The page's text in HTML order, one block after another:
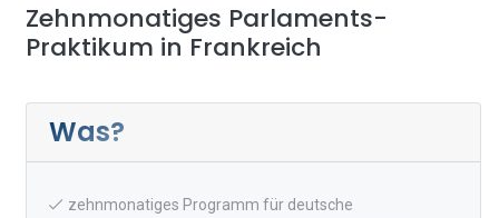
Zehnmonatiges Parlaments-
Praktikum in Frankreich
Was?
zehnmonatiges Programm für deutsche